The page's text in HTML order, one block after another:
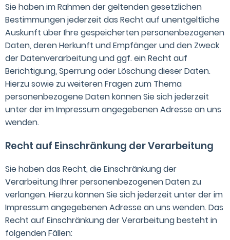
Sie haben im Rahmen der geltenden gesetzlichen
Bestimmungen jederzeit das Recht auf unentgeltliche
Auskunft über Ihre gespeicherten personenbezogenen
Daten, deren Herkunft und Empfänger und den Zweck
der Datenverarbeitung und ggf. ein Recht auf
Berichtigung, Sperrung oder Löschung dieser Daten.
Hierzu sowie zu weiteren Fragen zum Thema
personenbezogene Daten können Sie sich jederzeit
unter der im Impressum angegebenen Adresse an uns
wenden.
Recht auf Einschränkung der Verarbeitung
Sie haben das Recht, die Einschränkung der
Verarbeitung Ihrer personenbezogenen Daten zu
verlangen. Hierzu können Sie sich jederzeit unter der im
Impressum angegebenen Adresse an uns wenden. Das
Recht auf Einschränkung der Verarbeitung besteht in
folgenden Fällen: